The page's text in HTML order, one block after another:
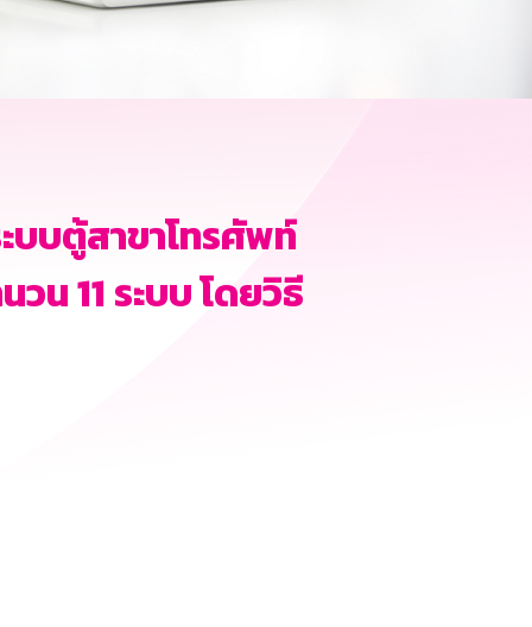
บบตู้สาขาโทรศัพท์
น 11 ระบบ โดยวิธี